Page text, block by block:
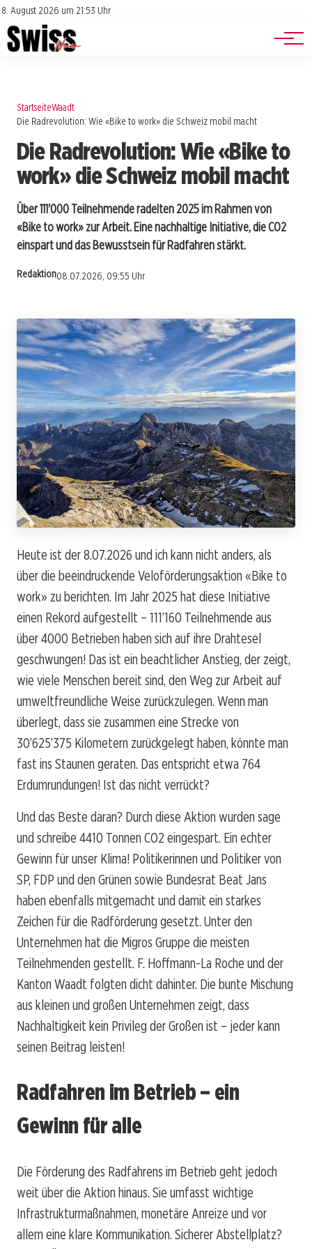
8. August 2026 um 21:53 Uhr
Impressum
Datenschutz
Jobs
Events
StartseiteWaadt
Die Radrevolution: Wie «Bike to work» die Schweiz mobil macht
Die Radrevolution: Wie «Bike to
work» die Schweiz mobil macht
Über 111'000 Teilnehmende radelten 2025 im Rahmen von
«Bike to work» zur Arbeit. Eine nachhaltige Initiative, die CO2
einspart und das Bewusstsein für Radfahren stärkt.
Redaktion08.07.2026, 09:55 Uhr
Heute ist der 8.07.2026 und ich kann nicht anders, als
über die beeindruckende Veloförderungsaktion «Bike to
work» zu berichten. Im Jahr 2025 hat diese Initiative
einen Rekord aufgestellt – 111’160 Teilnehmende aus
über 4000 Betrieben haben sich auf ihre Drahtesel
geschwungen! Das ist ein beachtlicher Anstieg, der zeigt,
wie viele Menschen bereit sind, den Weg zur Arbeit auf
umweltfreundliche Weise zurückzulegen. Wenn man
überlegt, dass sie zusammen eine Strecke von
30’625’375 Kilometern zurückgelegt haben, könnte man
fast ins Staunen geraten. Das entspricht etwa 764
Erdumrundungen! Ist das nicht verrückt?
Und das Beste daran? Durch diese Aktion wurden sage
und schreibe 4410 Tonnen CO2 eingespart. Ein echter
Gewinn für unser Klima! Politikerinnen und Politiker von
SP, FDP und den Grünen sowie Bundesrat Beat Jans
haben ebenfalls mitgemacht und damit ein starkes
Zeichen für die Radförderung gesetzt. Unter den
Unternehmen hat die Migros Gruppe die meisten
Teilnehmenden gestellt. F. Hoffmann-La Roche und der
Kanton Waadt folgten dicht dahinter. Die bunte Mischung
aus kleinen und großen Unternehmen zeigt, dass
Nachhaltigkeit kein Privileg der Großen ist – jeder kann
seinen Beitrag leisten!
Radfahren im Betrieb – ein
Gewinn für alle
Die Förderung des Radfahrens im Betrieb geht jedoch
weit über die Aktion hinaus. Sie umfasst wichtige
Infrastrukturmaßnahmen, monetäre Anreize und vor
allem eine klare Kommunikation. Sicherer Abstellplatz?